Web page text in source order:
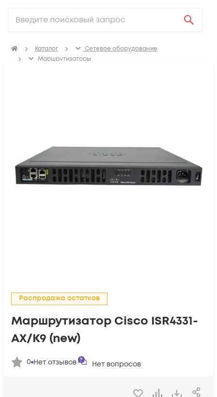
Каталог
Сетевое оборудование
Маршрутизаторы
Распродажа остатков
Маршрутизатор Cisco ISR4331-
AX/K9 (new)
0 Нет отзывов Нет вопросов